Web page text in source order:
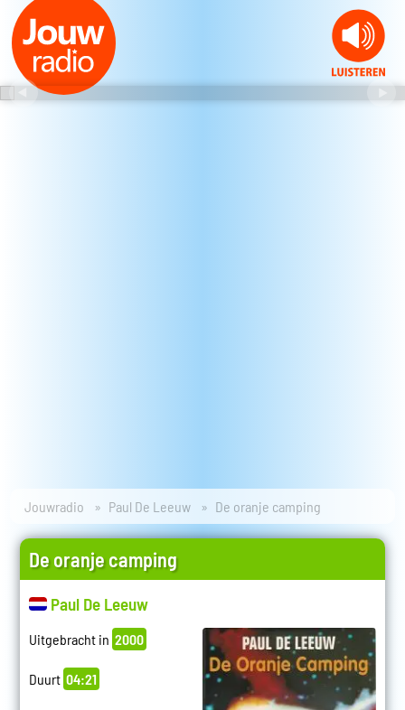
Jouwradio Paul De Leeuw De oranje camping
De oranje camping
Paul De Leeuw
Uitgebracht in 2000
Duurt 04:21